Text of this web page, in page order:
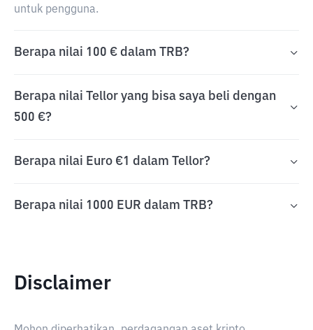
untuk pengguna.
Berapa nilai 100 € dalam TRB?
Berapa nilai Tellor yang bisa saya beli dengan
500 €?
Berapa nilai Euro €1 dalam Tellor?
Berapa nilai 1000 EUR dalam TRB?
Disclaimer